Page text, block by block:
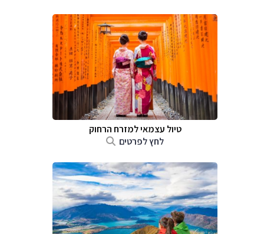
טיול עצמאי למזרח הרחוק
לחץ לפרטים